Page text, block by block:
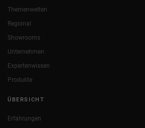
Themenwelten
Regional
Showrooms
Unternehmen
Expertenwissen
Produkte
ÜBERSICHT
Erfahrungen